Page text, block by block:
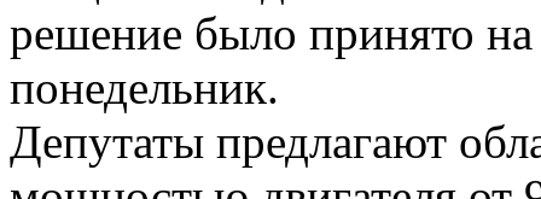
решение было принято на
понедельник.
Депутаты предлагают